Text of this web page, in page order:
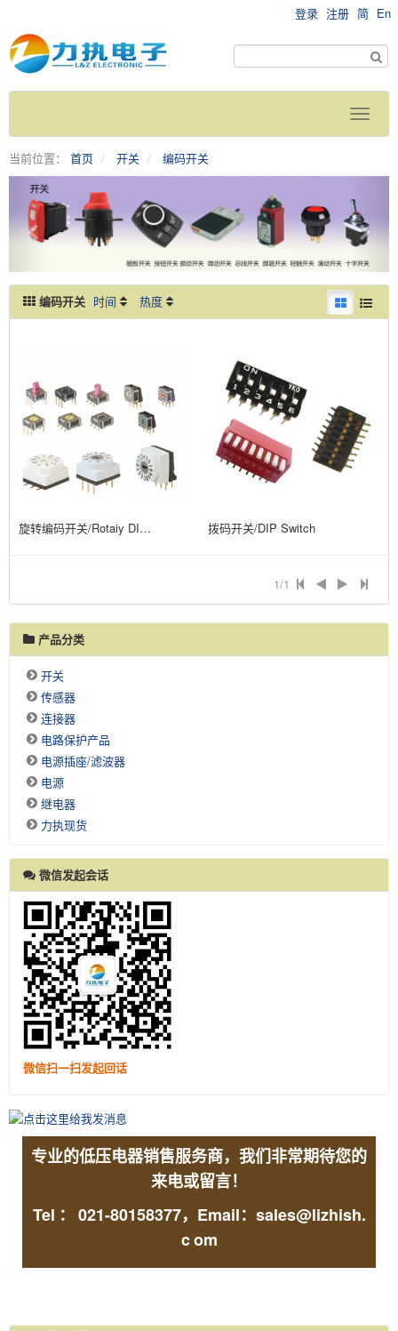
登录 注册 简 En
当前位置： 首页 开关 编码开关
编码开关 时间 热度
旋转编码开关/Rotaiy DIP Switches 拨码开关/DIP Switch
1/1
产品分类
开关
传感器
连接器
电路保护产品
电源插座/滤波器
电源
继电器
力执现货
微信发起会话
微信扫一扫发起回话
专业的低压电器销售服务商，我们非常期待您的
来电或留言！
Tel ： 021-80158377，Email：sales@lizhish.
com